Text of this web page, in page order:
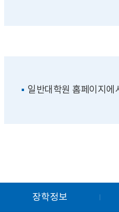
일반대학원 홈페이지에
장학정보